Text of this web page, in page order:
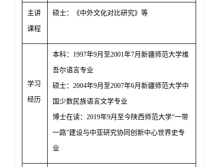
主讲
课程
硕士：《中外文化对比研究》等
学习
经历
本科： 1997年9月至2001年7月新疆师范大学维
吾尔语言专业
硕士： 2004年9月至2007年6月新疆师范大学中
国少数民族语言文学专业
博士在读： 2019年9月至今陕西师范大学“一带
一路”建设与中亚研究协同创新中心世界史专
业